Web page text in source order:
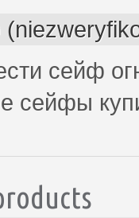
сейф
сейфы